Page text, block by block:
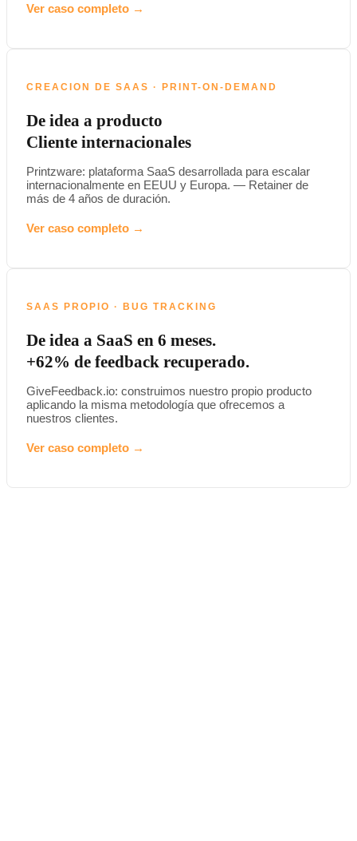
Ver caso completo →
CREACION DE SAAS · PRINT-ON-DEMAND
De idea a producto
Cliente internacionales
Printzware: plataforma SaaS desarrollada para escalar
internacionalmente en EEUU y Europa. — Retainer de
más de 4 años de duración.
Ver caso completo →
SAAS PROPIO · BUG TRACKING
De idea a SaaS en 6 meses.
+62% de feedback recuperado.
GiveFeedback.io: construimos nuestro propio producto
aplicando la misma metodología que ofrecemos a
nuestros clientes.
Ver caso completo →